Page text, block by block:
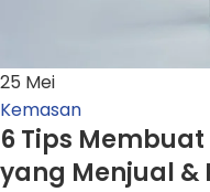
25 Mei
Kemasan
6 Tips
yang Menjual &